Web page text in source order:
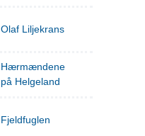
Olaf Liljekrans
Hærmændene
på Helgeland
Fjeldfuglen